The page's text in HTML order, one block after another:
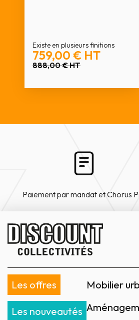
Existe en plusieurs finitions
759,00 € HT
888,00 €HT
Paiement par mandat et Chorus
Les offres
Les nouveautés
Mobilier